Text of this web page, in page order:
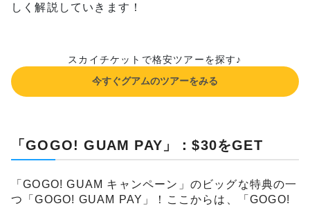
しく解説していきます！
スカイチケットで格安ツアーを探す♪
今すぐグアムのツアーをみる
「GOGO! GUAM PAY」：$30をGET
「GOGO! GUAM キャンペーン」のビッグな特典の一
つ「GOGO! GUAM PAY」！ここからは、「GOGO!